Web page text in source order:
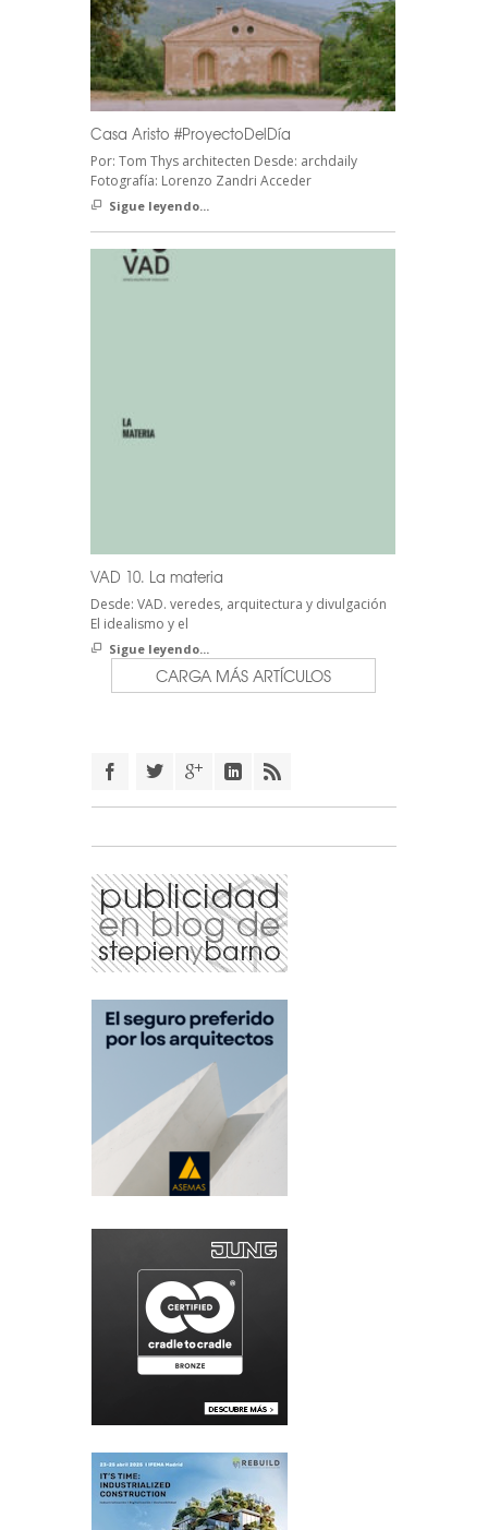
Casa Aristo #ProyectoDelDía
Por: Tom Thys architecten Desde: archdaily
Fotografía: Lorenzo Zandri Acceder
Sigue leyendo...
VAD 10. La materia
Desde: VAD. veredes, arquitectura y divulgación
El idealismo y el
Sigue leyendo...
CARGA MÁS ARTÍCULOS